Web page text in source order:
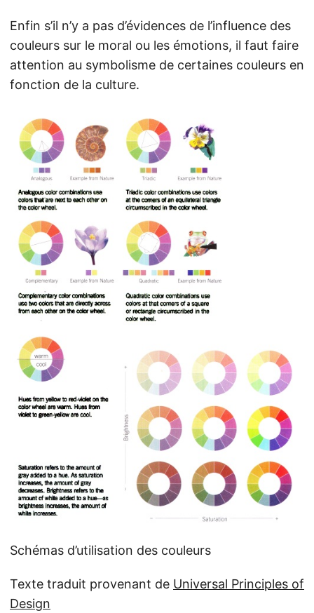
Enfin s’il n’y a pas d’évidences de l’influence des
couleurs sur le moral ou les émotions, il faut faire
attention au symbolisme de certaines couleurs en
fonction de la culture.
Schémas d’utilisation des couleurs
Texte traduit provenant de Universal Principles of
Design